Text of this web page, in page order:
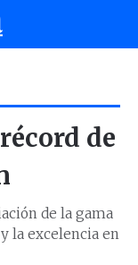
de
de la gama
la excelencia en